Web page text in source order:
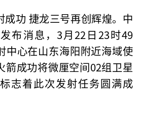
成功 捷龙三号再创辉煌。中
布消息，3月22日23时49
中心在山东海阳附近海域使
箭成功将微厘空间02组卫星
志着此次发射任务圆满成